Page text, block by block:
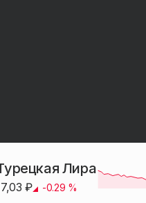
Лира
₽ -0.29 %